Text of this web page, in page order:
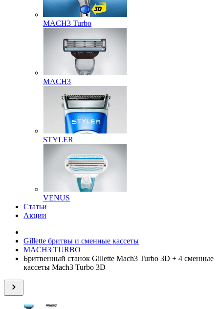
MACH3 Turbo
MACH3
STYLER
VENUS
Статьи
Акции
Gillette бритвы и сменные кассеты
MACH3 TURBO
Бритвенный станок Gillette Mach3 Turbo 3D + 4 сменные
кассеты Mach3 Turbo 3D